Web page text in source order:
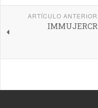
ARTÍCULO ANTERIOR
IMMUJERCR